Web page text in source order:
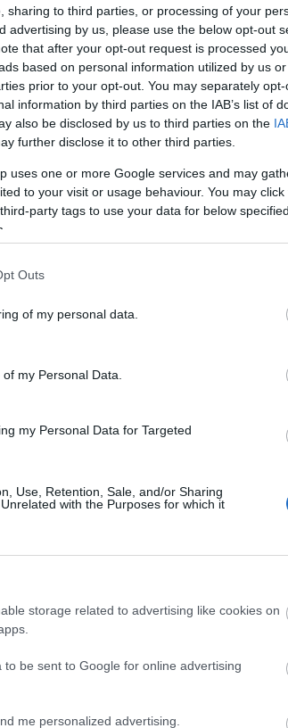
sharing to third parties, or processing of your
advertising by us, please use the below opt-out
that after your opt-out request is processed
based on personal information utilized by us
prior to your opt-out. You may separately
information by third parties on the IAB’s list of
also be disclosed by us to third parties on the
further disclose it to other third parties.
uses one or more Google services and may
to your visit or usage behaviour. You may
party tags to use your data for below
Outs
of my personal data.
my Personal Data.
my Personal Data for Targeted
Use, Retention, Sale, and/or Sharing
with the Purposes for which it
storage related to advertising like cookies on
be sent to Google for online advertising
me personalized advertising.
robert
russell
FILM:
PC:
jedi-
Egy
FILM: